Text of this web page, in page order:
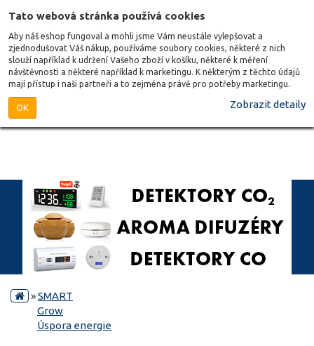
Tato webová stránka používá cookies
Aby náš eshop fungoval a mohli jsme Vám neustále vylepšovat a
zjednodušovat Váš nákup, používáme soubory cookies, některé z nich
slouží například k udržení Vašeho zboží v košíku, některé k měření
návštěvnosti a některé například k marketingu. K některým z těchto údajů
mají přístup i naši partneři a to zejména právě pro potřeby marketingu.
OK Zobrazit detaily
»SMART
Grow
Úspora energie